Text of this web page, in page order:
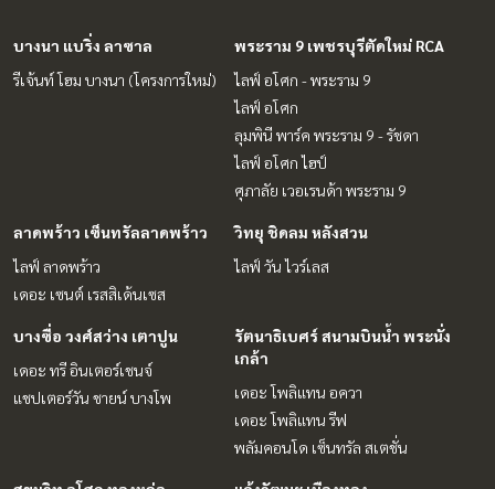
บางนา แบริ่ง ลาซาล
รีเจ้นท์ โฮม บางนา (โครงการใหม่)
พระราม 9 เพชรบุรีตัดใหม่ RCA
ไลฟ์ อโศก - พระราม 9
ไลฟ์ อโศก
ลุมพินี พาร์ค พระราม 9 - รัชดา
ไลฟ์ อโศก ไฮป์
ศุภาลัย เวอเรนด้า พระราม 9
ลาดพร้าว เซ็นทรัลลาดพร้าว
ไลฟ์ ลาดพร้าว
เดอะ เซนต์ เรสสิเด้นเซส
วิทยุ ชิดลม หลังสวน
ไลฟ์ วัน ไวร์เลส
บางซื่อ วงศ์สว่าง เตาปูน
เดอะ ทรี อินเตอร์เชนจ์
แชปเตอร์วัน ชายน์ บางโพ
รัตนาธิเบศร์ สนามบินน้ำ พระนั่ง
เกล้า
เดอะ โพลิแทน อควา
เดอะ โพลิแทน รีฟ
พลัมคอนโด เซ็นทรัล สเตชั่น